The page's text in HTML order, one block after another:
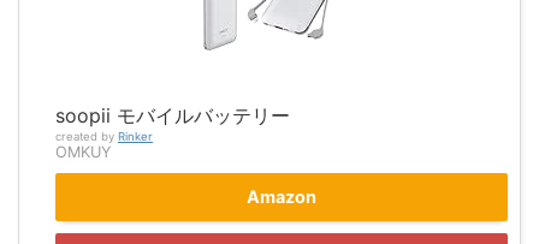
soopii モバイルバッテリー
created by Rinker
OMKUY
Amazon